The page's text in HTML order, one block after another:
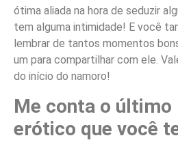
ótima aliada na hora de seduzir
tem alguma intimidade! E você
lembrar de tantos momentos
um para compartilhar com ele.
do início do namoro!
Me conta o último
erótico que você